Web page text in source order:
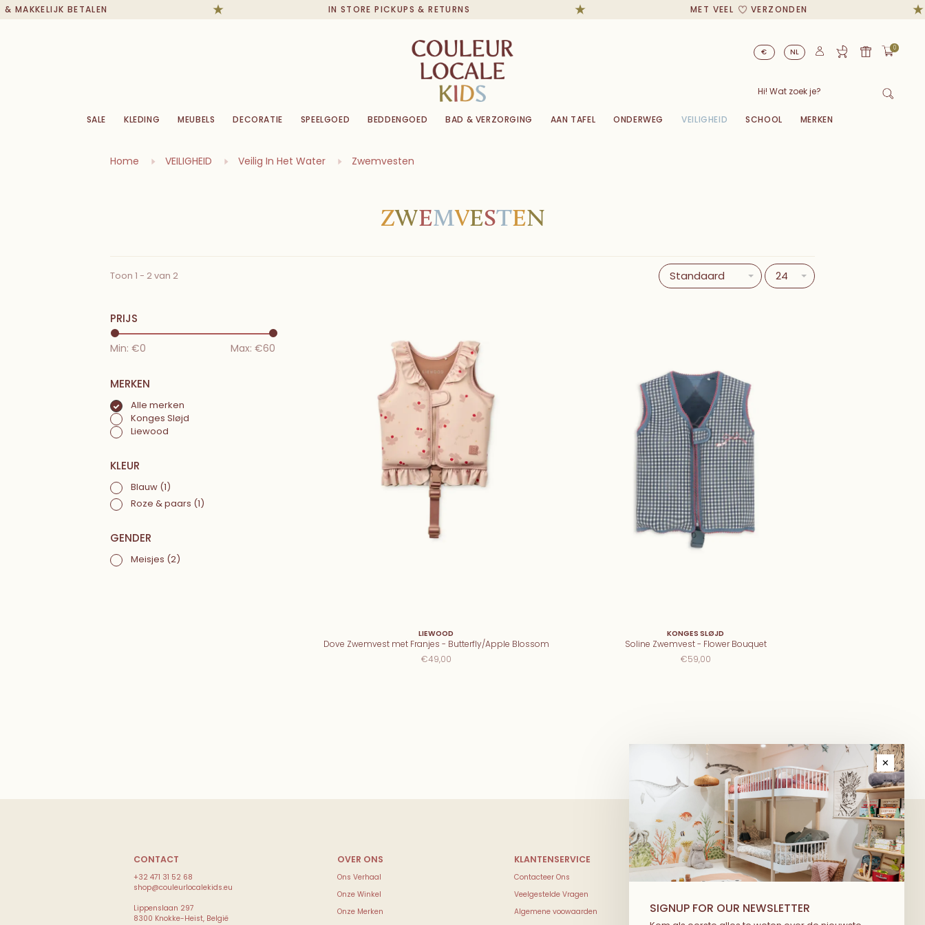
BETALEN IN STORE PICKUPS & RETURNS MET VEEL VERZONDEN
€ NL 0
SALE KLEDING MEUBELS DECORATIE SPEELGOED BEDDENGOED BAD & VERZORGING AAN TAFEL ONDERWEG VEILIGHEID SCHOOL MERKEN
Home VEILIGHEID Veilig In Het Water Zwemvesten
ZWEMVESTEN
Toon 1 - 2 van 2 Standaard 24
PRIJS
Min: €0 Max: €60
MERKEN
Alle merken
Konges Sløjd
Liewood
KLEUR
Blauw (1)
Roze & paars (1)
GENDER
Meisjes (2)
LIEWOOD
Dove Zwemvest met Franjes - Butterfly/Apple Blossom
€49,00
KONGES SLØJD
Soline Zwemvest - Flower Bouquet
€59,00
CONTACT
+32 471 31 52 68
shop@couleurlocalekids.eu
Lippenslaan 297
8300 Knokke-Heist, België
Ons Verhaal
Onze Winkel
Onze Merken
Contacteer Ons
Veelgestelde Vragen
Algemene voowaarden
We have wonderful stories to share
with you! Kom als eerste alles te
weten over de nieuwste producten, de
✕
SIGNUP FOR OUR NEWSLETTER